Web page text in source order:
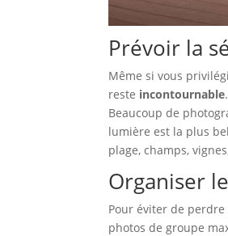
Prévoir la
Même si vous
reste incontournable
Beaucoup de
lumière est la plus
plage, champs,
Organiser
Pour éviter de
photos de groupe